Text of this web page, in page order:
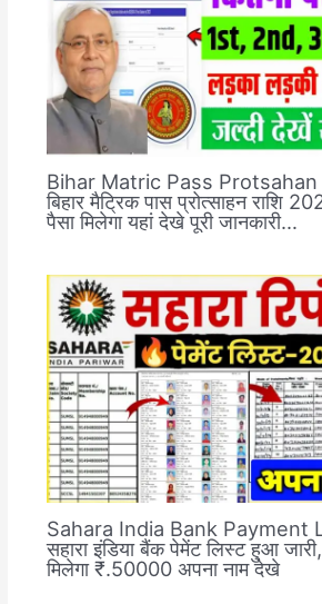
Bihar Matric Pass
बिहार मैट्रिक पास प्रोत्साहन राशि
पैसा मिलेगा यहां देखे पूरी जानकारी…
Sahara India Bank Payment
सहारा इंडिया बैंक पेमेंट लिस्ट हुआ
मिलेगा ₹.50000 अपना नाम देखे